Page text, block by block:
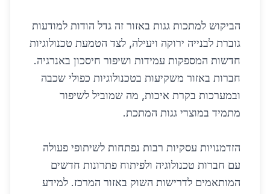
הביקוש למתכות גגות באזור זה גדל הודות למודעות
גוברת לבנייה ירוקה ויעילה, לצד הטמעת טכנולוגיות
חדשות המספקות עמידות ושיפור חיסכון באנרגיה.
חברות באזור משקיעות בטכנולוגיות כפולי שכבה
ובמערכות בקרת איכות, מה שמוביל לשיפור
מתמיד במוצרי גגות המתכת.
הזדמנויות עסקיות רבות נפתחות לשיתופי פעולה
עם חברות טכנולוגיה ולפיתוח פתרונות חדשים
המותאמים לדרישות השוק באזור המרכז. למידע